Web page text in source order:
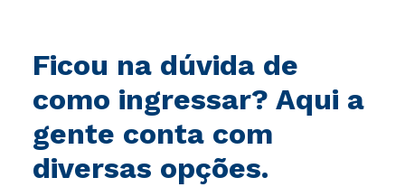
Ficou na dúvida de
como ingressar? Aqui a
gente conta com
diversas opções.